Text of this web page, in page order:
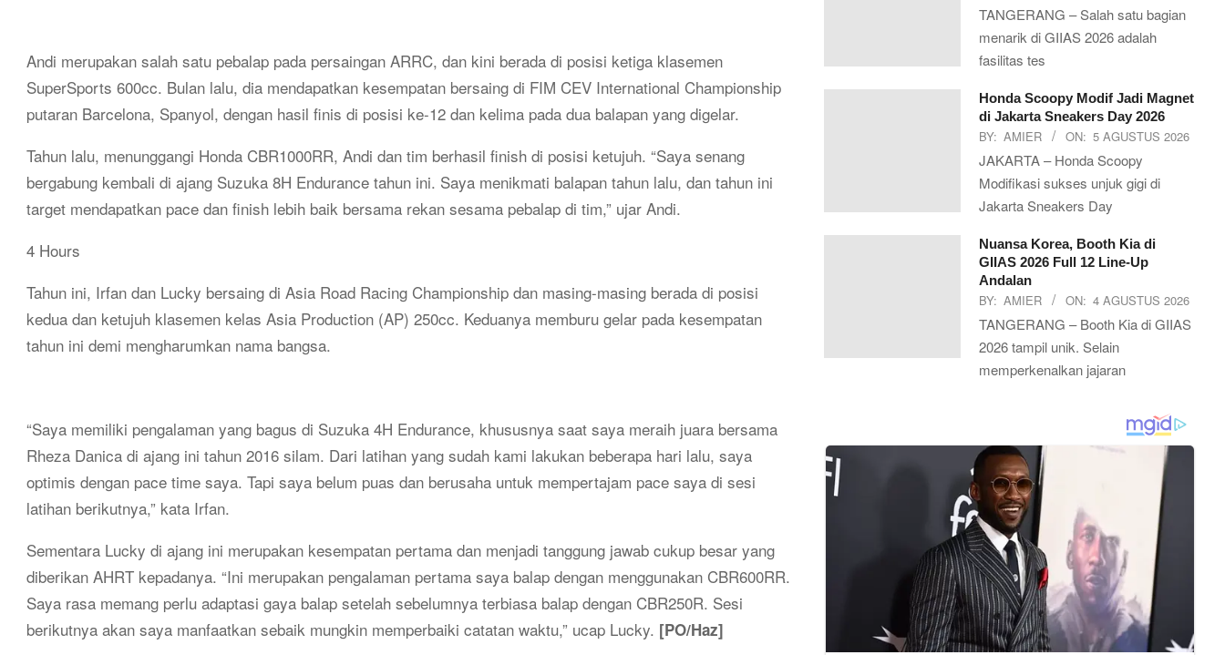
Andi merupakan salah satu pebalap pada persaingan ARRC, dan kini berada di posisi ketiga klasemen
SuperSports 600cc. Bulan lalu, dia mendapatkan kesempatan bersaing di FIM CEV International Championship
putaran Barcelona, Spanyol, dengan hasil finis di posisi ke-12 dan kelima pada dua balapan yang digelar.
Tahun lalu, menunggangi Honda CBR1000RR, Andi dan tim berhasil finish di posisi ketujuh. “Saya senang
bergabung kembali di ajang Suzuka 8H Endurance tahun ini. Saya menikmati balapan tahun lalu, dan tahun ini
target mendapatkan pace dan finish lebih baik bersama rekan sesama pebalap di tim,” ujar Andi.
4 Hours
Tahun ini, Irfan dan Lucky bersaing di Asia Road Racing Championship dan masing-masing berada di posisi
kedua dan ketujuh klasemen kelas Asia Production (AP) 250cc. Keduanya memburu gelar pada kesempatan
tahun ini demi mengharumkan nama bangsa.
“Saya memiliki pengalaman yang bagus di Suzuka 4H Endurance, khususnya saat saya meraih juara bersama
Rheza Danica di ajang ini tahun 2016 silam. Dari latihan yang sudah kami lakukan beberapa hari lalu, saya
optimis dengan pace time saya. Tapi saya belum puas dan berusaha untuk mempertajam pace saya di sesi
latihan berikutnya,” kata Irfan.
Sementara Lucky di ajang ini merupakan kesempatan pertama dan menjadi tanggung jawab cukup besar yang
diberikan AHRT kepadanya. “Ini merupakan pengalaman pertama saya balap dengan menggunakan CBR600RR.
Saya rasa memang perlu adaptasi gaya balap setelah sebelumnya terbiasa balap dengan CBR250R. Sesi
berikutnya akan saya manfaatkan sebaik mungkin memperbaiki catatan waktu,” ucap Lucky. [PO/Haz]
TANGERANG – Salah satu bagian
menarik di GIIAS 2026 adalah
fasilitas tes
Honda Scoopy Modif Jadi Magnet
di Jakarta Sneakers Day 2026
BY: AMIER ON: 5 AGUSTUS 2026
JAKARTA – Honda Scoopy
Modifikasi sukses unjuk gigi di
Jakarta Sneakers Day
Nuansa Korea, Booth Kia di
GIIAS 2026 Full 12 Line-Up
Andalan
BY: AMIER ON: 4 AGUSTUS 2026
TANGERANG – Booth Kia di GIIAS
2026 tampil unik. Selain
memperkenalkan jajaran